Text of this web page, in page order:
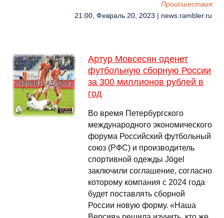
Происшествия
21:00, Февраль 20, 2023 | news.rambler.ru
Артур Мовсесян оденет
футбольную сборную России
за 300 миллионов рублей в
год
Во время Петербургского
международного экономического
форума Российский футбольный
союз (РФС) и производитель
спортивной одежды Jögel
заключили соглашение, согласно
которому компания с 2024 года
будет поставлять сборной
России новую форму. «Наша